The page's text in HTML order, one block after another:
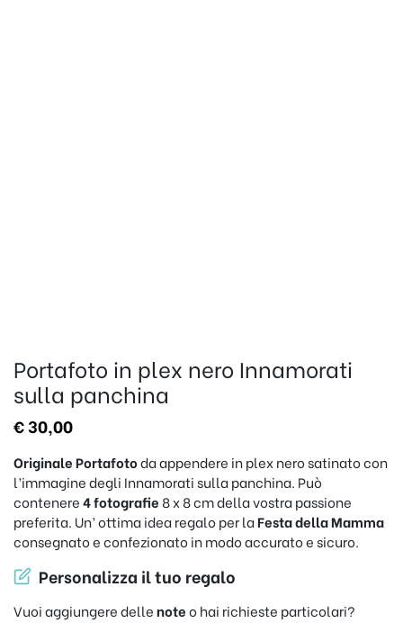
Portafoto in plex nero Innamorati
sulla panchina
€30,00
Originale Portafotoda appendere in plex nero satinato con
l’immagine degli Innamorati sulla panchina. Può
contenere4 fotografie 8 x 8 cm della vostra passione
preferita. Un’ ottima idea regalo per laFesta della Mamma
consegnato e confezionato in modo accurato e sicuro.
Personalizza il tuo regalo
Vuoi aggiungere dellenoteo hai richieste particolari?